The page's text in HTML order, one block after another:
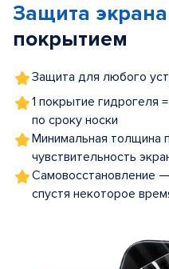
5
Защита экрана
покрытием
Защита для любого
1 покрытие гидрогеля
по сроку носки
Минимальная толщина
чувствительность
Самовосстановление
спустя некоторое